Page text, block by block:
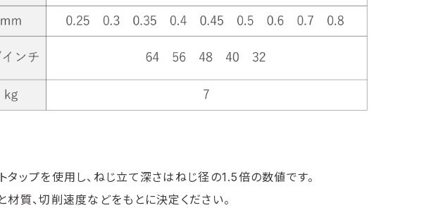
ップを使用し、ねじ立て深さはねじ径の1.5倍の数値です。
質、切削速度などをもとに決定ください。